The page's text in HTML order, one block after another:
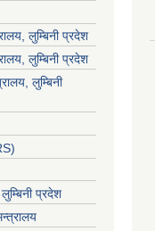
लुम्बिनी प्रदेश
लुम्बिनी प्रदेश
लुम्बिनी
प्रदेश